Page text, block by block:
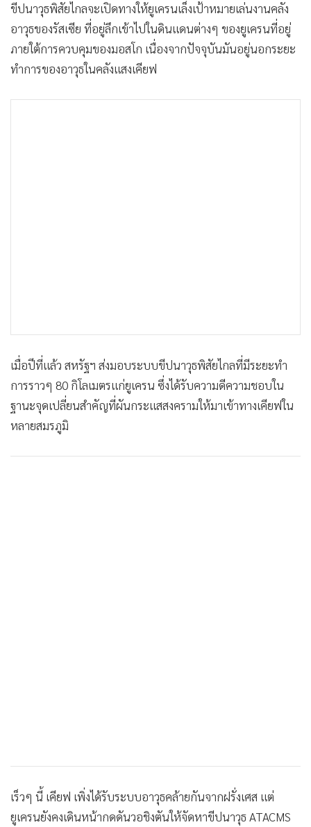
• กองทุนรวม
• Celeb Online
• Factcheck
• ญี่ปุ่น
• News1
ขีปนาวุธพิสัยไกลจะเปิดทางให้ยูเครนเล็งเป้าหมายเล่นงานคลัง
อาวุธของรัสเซีย ที่อยู่ลึกเข้าไปในดินแดนต่างๆ ของยูเครนที่อยู่
ภายใต้การควบคุมของมอสโก เนื่องจากปัจจุบันมันอยู่นอกระยะ
ทำการของอาวุธในคลังแสงเคียฟ
เมื่อปีที่แล้ว สหรัฐฯ ส่งมอบระบบขีปนาวุธพิสัยไกลที่มีระยะทำ
การราวๆ 80 กิโลเมตรแก่ยูเครน ซึ่งได้รับความดีความชอบใน
ฐานะจุดเปลี่ยนสำคัญที่ผันกระแสสงครามให้มาเข้าทางเคียฟใน
หลายสมรภูมิ
เร็วๆ นี้ เคียฟ เพิ่งได้รับระบบอาวุธคล้ายกันจากฝรั่งเศส แต่
ยูเครนยังคงเดินหน้ากดดันวอชิงตันให้จัดหาขีปนาวุธ ATACMS